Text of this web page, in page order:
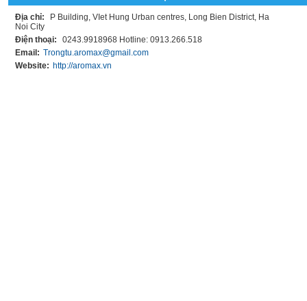
Địa chỉ:
P Building, VIet Hung Urban centres, Long Bien District, Ha
Noi City
Điện thoại:
0243.9918968 Hotline: 0913.266.518
Email: Trongtu.aromax@gmail.com
Website: http://aromax.vn